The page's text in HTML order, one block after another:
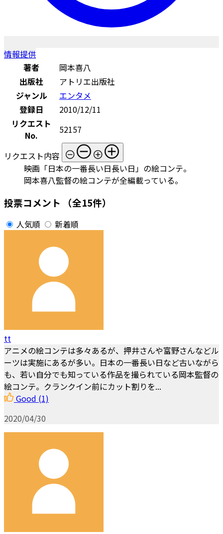
情報提供
著者
岡本喜八
出版社
アトリエ出版社
ジャンル
エンタメ
登録日
2010/12/11
リクエスト
No.
52157
リクエスト内容
映画「日本の一番長い日長い日」の絵コンテ。
岡本喜八監督の絵コンテが全編載っている。
投票コメント （全15件）
人気順 新着順
tt
アニメの絵コンテは多々あるが、押井さんや富野さんなどル
ーツは実施にあるが多い。日本の一番長い日など古いながら
も、若い自分でも知っている作品を撮られている岡本監督の
絵コンテ。クランクイン前にカット割りを...
Good (1)
2020/04/30